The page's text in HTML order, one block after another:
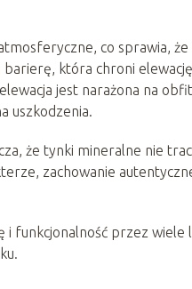
co sprawia,
która chroni
jest narażona na
uszkodzenia.
że tynki mineralne nie
zachowanie
funkcjonalność przez wiele